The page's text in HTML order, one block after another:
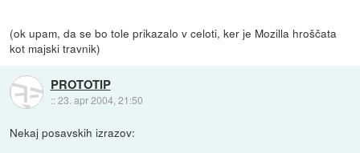
(ok upam, da se bo tole prikazalo v celoti, ker je Mozilla hroščata
kot majski travnik)
PROTOTIP
::23. apr 2004, 21:50
Nekaj posavskih izrazov: